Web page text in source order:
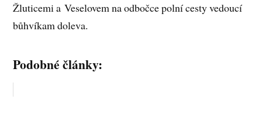
Žluticemi a Veselovem na odbočce polní cesty vedoucí
bůhvíkam doleva.
Podobné články: